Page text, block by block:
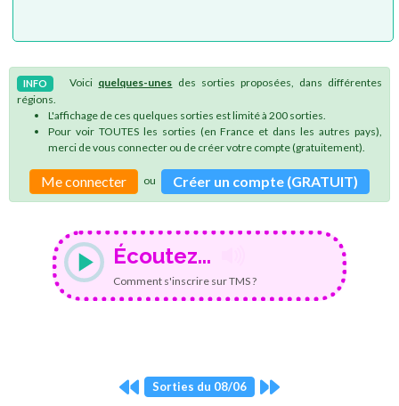
INFO Voici quelques-unes des sorties proposées, dans différentes
régions.
L'affichage de ces quelques sorties est limité à 200 sorties.
Pour voir TOUTES les sorties (en France et dans les autres pays),
merci de vous connecter ou de créer votre compte (gratuitement).
Me connecter ou Créer un compte (GRATUIT)
Écoutez...
Comment s'inscrire sur TMS ?
Sorties du 08/06